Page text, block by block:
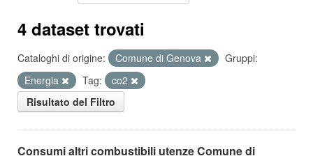
4 dataset trovati
Cataloghi di origine: Comune di Genova
Gruppi:
Energia
Tag:
co2
Risultato del Filtro
Consumi altri combustibili utenze Comune di